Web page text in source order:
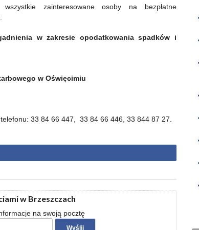
zainteresowane osoby na bezpłatne
w zakresie opodatkowania spadków i
w Oświęcimiu
33 84 66 447, 33 84 66 446, 33 844 87 27.
w Brzeszczach
na swoją pocztę